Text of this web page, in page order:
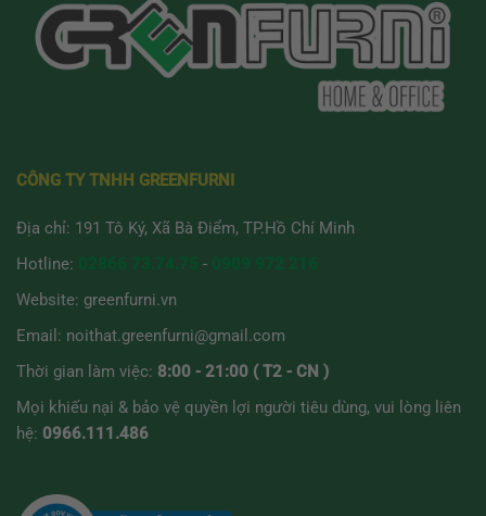
CÔNG TY TNHH GREENFURNI
Địa chỉ: 191 Tô Ký, Xã Bà Điểm, TP.Hồ Chí Minh
Hotline:
-
Website: greenfurni.vn
Email: noithat.greenfurni@gmail.com
Thời gian làm việc: 8:00 - 21:00 ( T2 - CN )
Mọi khiếu nại & bảo vệ quyền lợi người tiêu dùng, vui lòng liên
hệ: 0966.111.486